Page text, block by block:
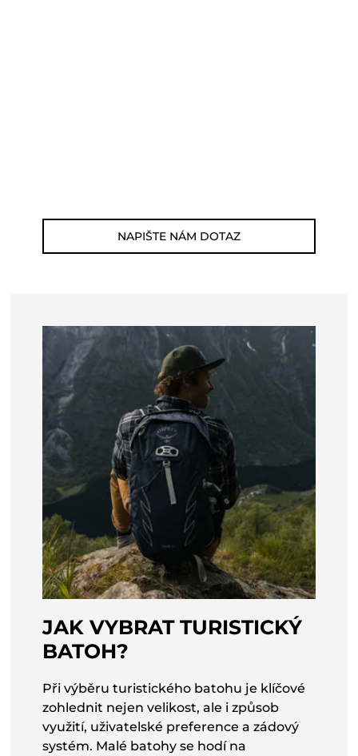
NAPIŠTE NÁM DOTAZ
JAK VYBRAT TURISTICKÝ
BATOH?
Při výběru turistického batohu je klíčové
zohlednit nejen velikost, ale i způsob
využití, uživatelské preference a zádový
systém. Malé batohy se hodí na